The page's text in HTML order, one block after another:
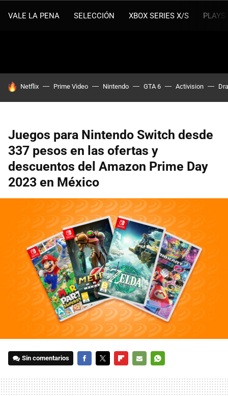
VALE LA PENA SELECCIÓN XBOX SERIES X/S
HOY SE HABLA DE
Netflix Prime Video Nintendo GTA 6 Activision
Juegos para Nintendo Switch desde
337 pesos en las ofertas y
descuentos del Amazon Prime Day
2023 en México
Sin comentarios
MAIL